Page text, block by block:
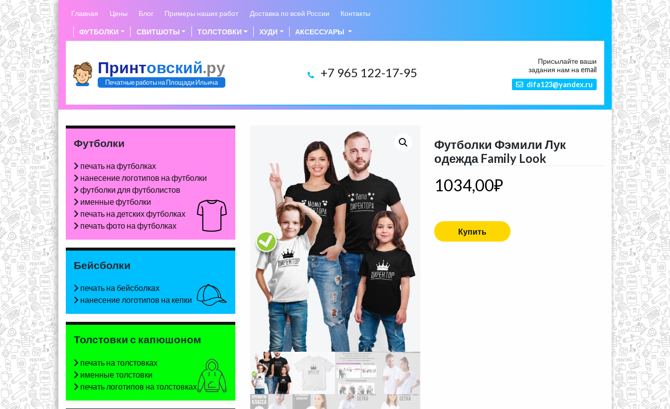
content
Главная Цены Блог Примеры наших работ Доставка по всей России Контакты
ФУТБОЛКИ СВИТШОТЫ ТОЛСТОВКИ ХУДИ АКСЕССУАРЫ
Принтовский.ру
Печатные работы на Площади Ильича
+7 965 122-17-95
Присылайте ваши
задания нам на email
difa123@yandex.ru
Футболки
печать на футболках
нанесение логотипов на футболки
футболки для футболистов
именные футболки
печать на детских футболках
печать фото на футболках
Бейсболки
печать на бейсболках
нанесение логотипов на кепки
Толстовки с капюшоном
печать на толстовках
именные толстовки
печать логотипов на толстовках
Футболки Фэмили Лук
одежда Family Look
1034,00₽
Купить